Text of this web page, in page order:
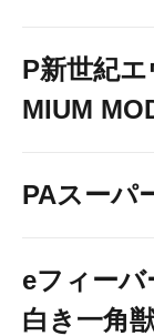
P新世紀
MIUM
PAスーパ
eフィー
白き一角